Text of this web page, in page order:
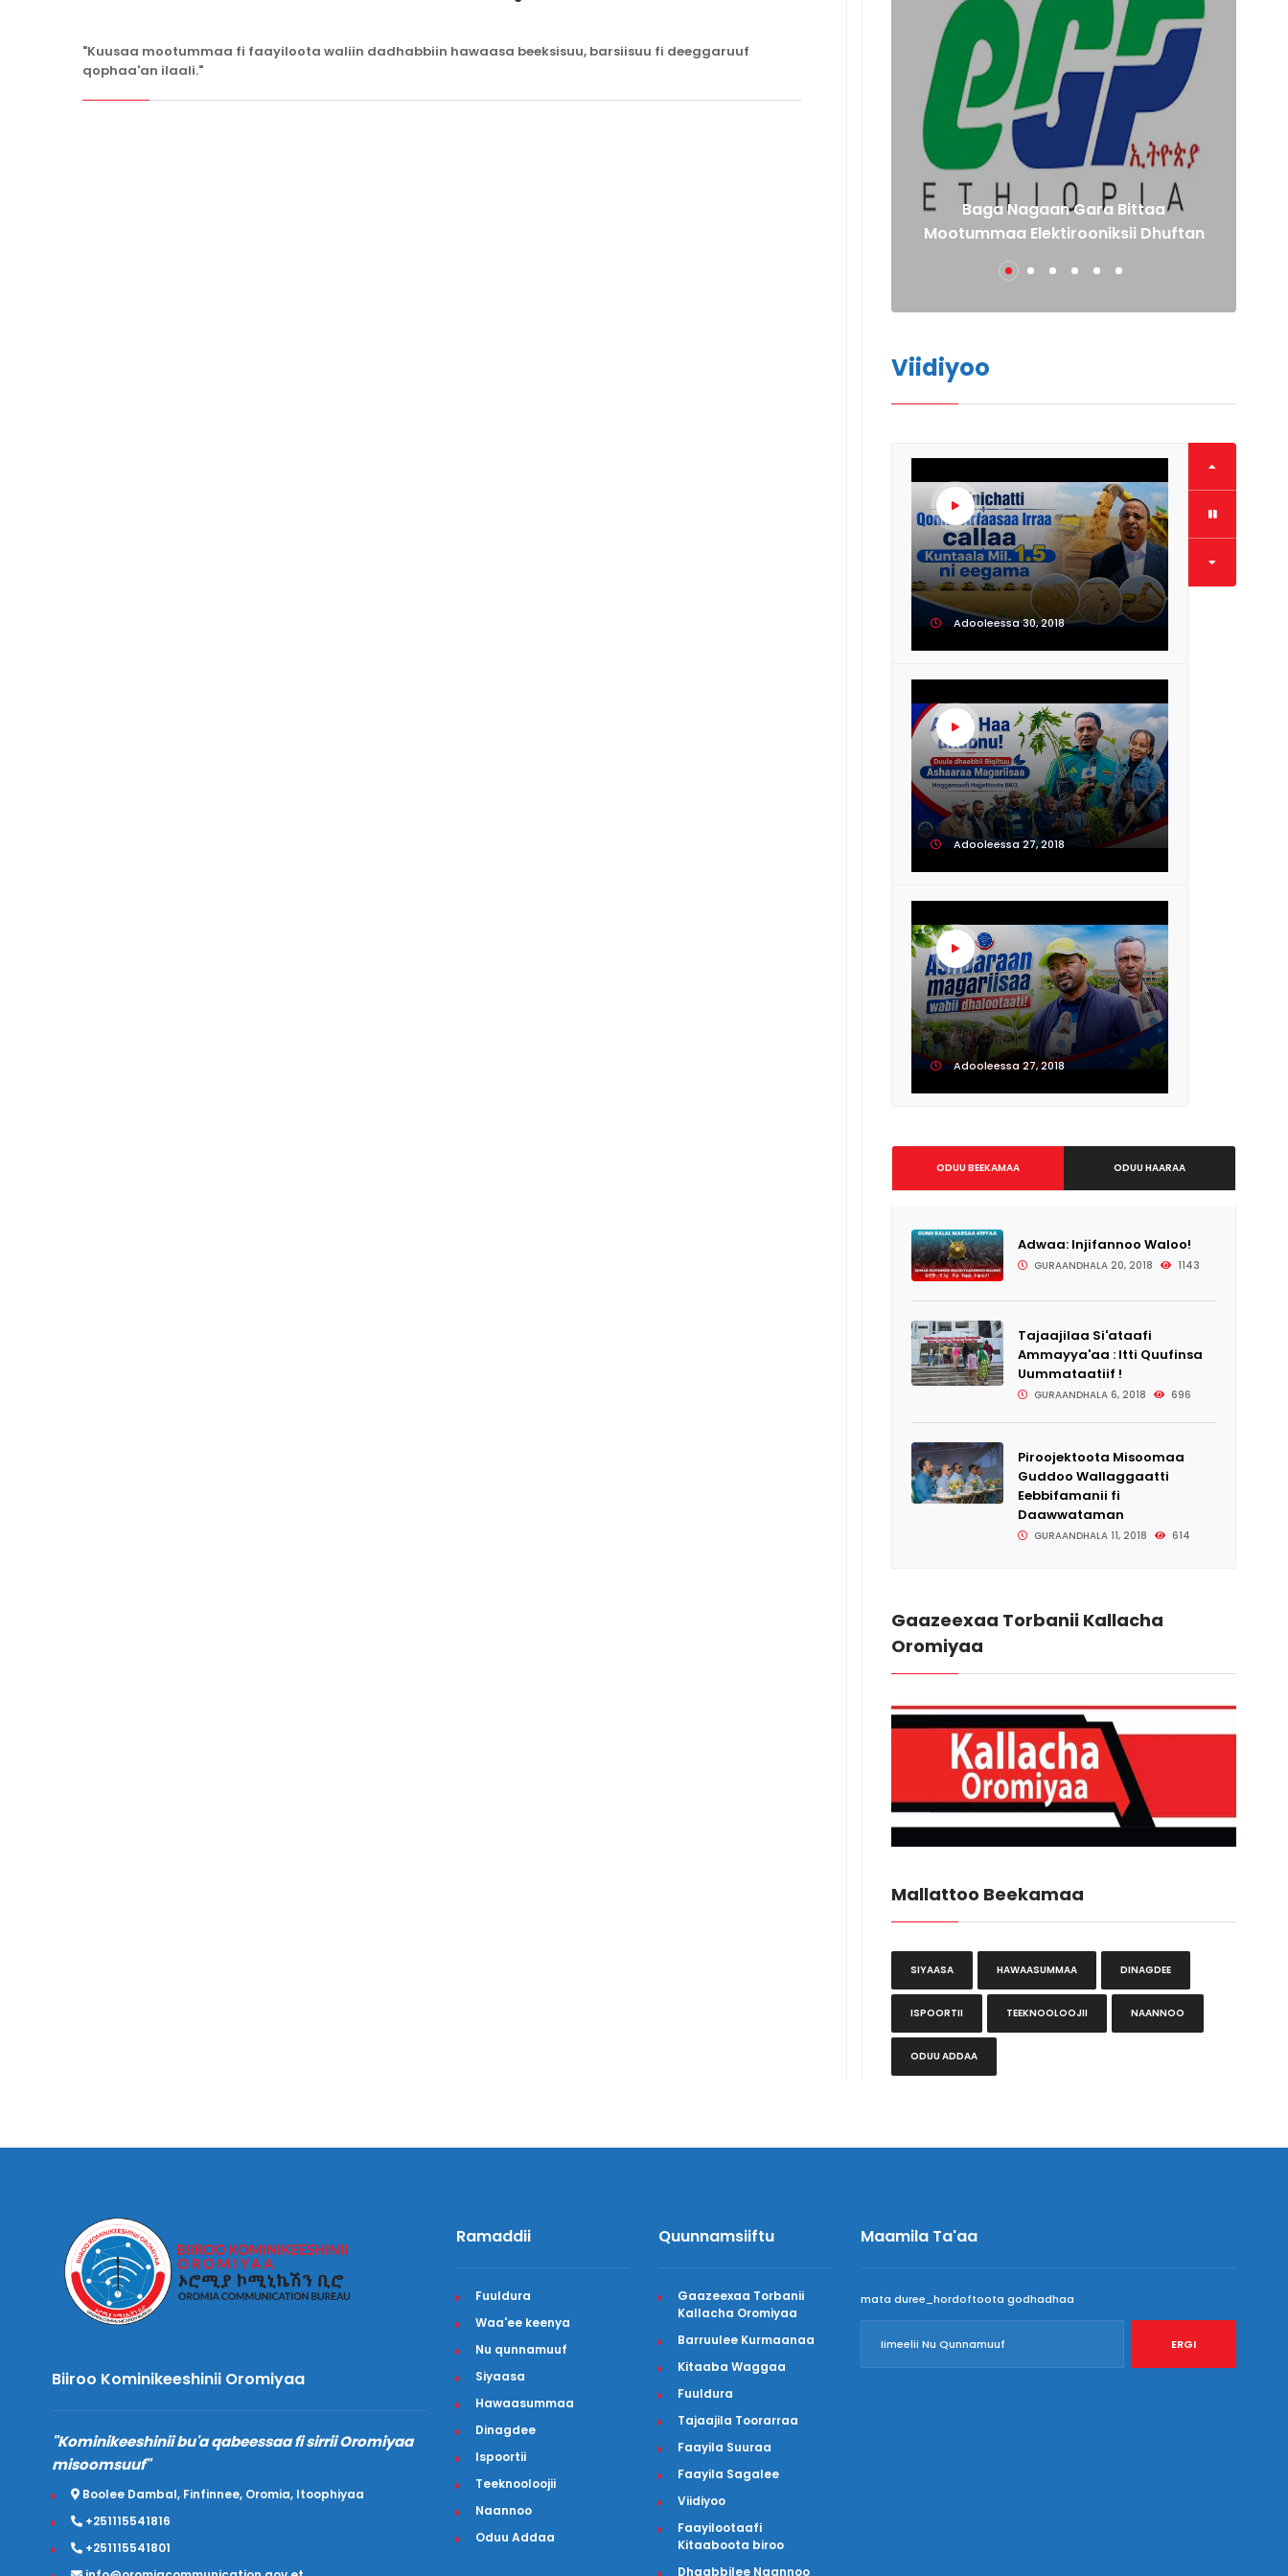
"Kuusaa mootummaa fi faayiloota waliin dadhabbiin hawaasa beeksisuu, barsiisuu fi deeggaruuf
qophaa'an ilaali."
Baga Nagaan Gara Bittaa
Mootummaa Elektirooniksii Dhuftan
Viidiyoo
Adooleessa 30, 2018
Adooleessa 27, 2018
Adooleessa 27, 2018
Waxabajjii 8, 2018
Waxabajjii 7, 2018
Waxabajjii 6, 2018
ODUU BEEKAMAA ODUU HAARAA
Adwaa: Injifannoo Waloo!
GURAANDHALA 20, 2018 1143
Tajaajilaa Si'ataafi
Ammayya'aa : Itti Quufinsa
Uummataatiif !
GURAANDHALA 6, 2018 696
Piroojektoota Misoomaa
Guddoo Wallaggaatti
Eebbifamanii fi
Daawwataman
GURAANDHALA 11, 2018 614
Gaazeexaa Torbanii Kallacha
Oromiyaa
Mallattoo Beekamaa
SIYAASA HAWAASUMMAA DINAGDEE
ISPOORTII TEEKNOOLOOJII NAANNOO
ODUU ADDAA
Biiroo Kominikeeshinii Oromiyaa
"Kominikeeshinii bu'a qabeessaa fi sirrii Oromiyaa
misoomsuuf"
Boolee Dambal, Finfinnee, Oromia, Itoophiyaa
+251115541816
+251115541801
Ramaddii
Fuuldura
Waa'ee keenya
Nu qunnamuuf
Siyaasa
Hawaasummaa
Dinagdee
Ispoortii
Teeknooloojii
Naannoo
Oduu Addaa
Quunnamsiiftu
Gaazeexaa Torbanii
Kallacha Oromiyaa
Barruulee Kurmaanaa
Kitaaba Waggaa
Fuuldura
Tajaajila Toorarraa
Faayila Suuraa
Faayila Sagalee
Viidiyoo
Faayilootaafi
Kitaaboota biroo
Dhaabbilee Naannoo
Maamila Ta'aa
mata duree_hordoftoota godhadhaa
ERGI